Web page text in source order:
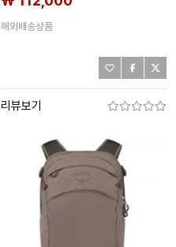
해외배송상품
리뷰보기